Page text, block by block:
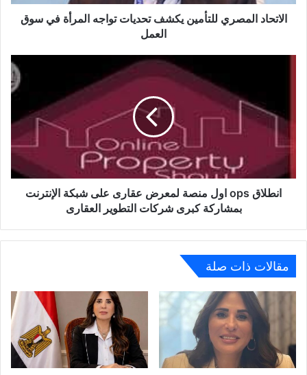
العمل
الاتحاد المصري للتأمين يكشف تحديات تواجه المرأة في سوق
العمل
لمعرض
عقارى
على
شبكة
الإنترنت
بمشاركة
انطلاق ops اول منصة لمعرض عقارى على شبكة الإنترنت
بمشاركة كبرى شركات التطوير العقارى
مقالات ذات صلة